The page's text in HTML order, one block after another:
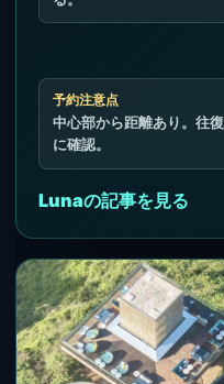
予約注意点
中心部から距離あり。往
に確認。
Lunaの記事を見る